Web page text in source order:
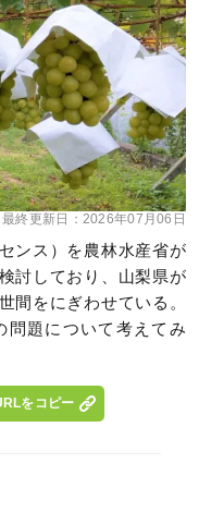
最終更新日： 2026年07月06日
ンス）を農林水産省が
討しており、山梨県が
間をにぎわせている。
問題について考えてみ
をコピー